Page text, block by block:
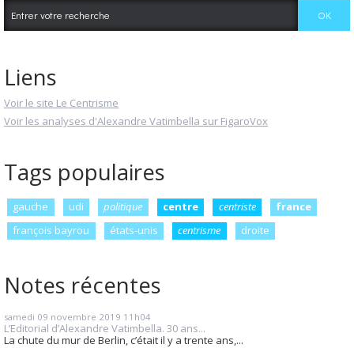
Liens
Voir le site Le Centrisme
Voir les analyses d'Alexandre Vatimbella sur FigaroVox
Tags populaires
gauche udi politique centre centriste
france
françois bayrou
états-unis centrisme droite
Notes récentes
samedi 09 novembre 2019 11h04
L’Editorial d’Alexandre Vatimbella. 30 ans...
La chute du mur de Berlin, c’était il y a trente ans,...